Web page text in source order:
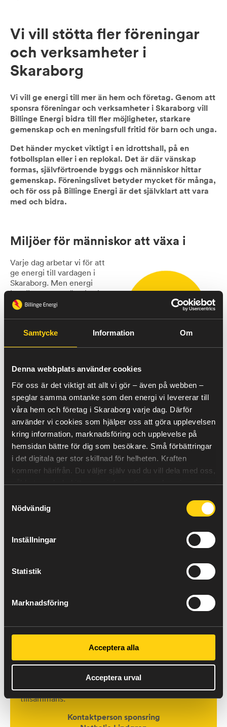
Samtycke Information Om
Denna webbplats använder cookies
För oss är det viktigt att allt vi gör – även på webben –
speglar samma omtanke som den energi vi levererar till
våra hem och företag i Skaraborg varje dag. Därför
använder vi cookies som hjälper oss att göra upplevelsen
kring information, marknadsföring och upplevelse på
hemsidan bättre för dig som besökare. Små förbättringar
i det digitala ger stor skillnad för helheten. Kraften
kommer härifrån.
Du väljer själv vad du vill dela med oss,
såklart – och du hittar mer information om hur vi
Nödvändig
Inställningar
Statistik
Marknadsföring
Acceptera alla
Acceptera urval
Vi vill stötta fler föreningar
och verksamheter i
Skaraborg
Vi vill ge energi till mer än hem och företag. Genom att
sponsra föreningar och verksamheter i Skaraborg vill
Billinge Energi bidra till fler möjligheter, starkare
gemenskap och en meningsfull fritid för barn och unga.
Det händer mycket viktigt i en idrottshall, på en
fotbollsplan eller i en replokal. Det är där vänskap
formas, självförtroende byggs och människor hittar
gemenskap. Föreningslivet betyder mycket för många,
och för oss på Billinge Energi är det självklart att vara
med och bidra.
Miljöer för människor att växa i
Varje dag arbetar vi för att
ge energi till vardagen i
Skaraborg. Men energi
handlar om mer än el och
värme. Det handlar också
om att skapa möjligheter för
känna trygghet och ha en
verksamheter som gör
skillnad i vårt närområde.
Vi stöttar allt från lokala idrottsföreningar och
ungdomsverksamheter till kulturföreningar och
organisationer som arbetar med sociala insatser. Det kan
handla om elitverksamhet som skapar stolthet i reg
ionen, men lika gärna om knatteidrott, musik, teater
eller initiativ som ger barn, unga och utsatta grupper en
trygg plats att växa på.
Hur kan vi bidra i er verksamhet?
gör Skaraborg levande. Många engagerar sig som
aktiva, ledare, föräldrar eller supportrar,
Det vill vi fortsätta vara med och stärka.
Vi vet också att behoven ser olika ut från förening
till förening. Kanske behövs nya redskap, stöd till
vidare. Oavsett vad just ni behöver,
Driver du en förening i Skaraborg eller
vill veta mer om vårt sponsringsarbete?
Hör gärna av dig till oss så ser vi vad vi kan skapa
tillsammans.
Kontaktperson sponsring